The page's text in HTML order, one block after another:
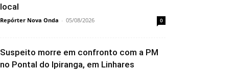
local
Repórter Nova Onda - 05/08/2026 0
Suspeito morre em confronto com a PM
no Pontal do Ipiranga, em Linhares